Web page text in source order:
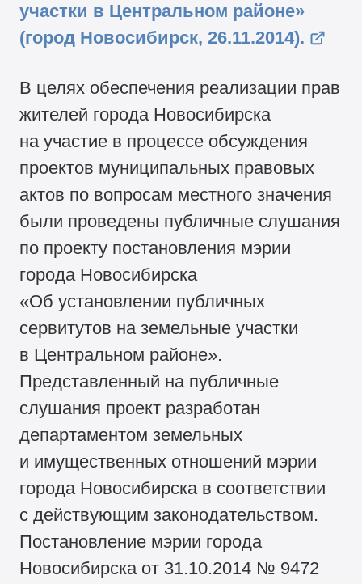
участки в Центральном районе»
(город Новосибирск, 26.11.2014).
В целях обеспечения реализации прав
жителей города Новосибирска
на участие в процессе обсуждения
проектов муниципальных правовых
актов по вопросам местного значения
были проведены публичные слушания
по проекту постановления мэрии
города Новосибирска
«Об установлении публичных
сервитутов на земельные участки
в Центральном районе».
Представленный на публичные
слушания проект разработан
департаментом земельных
и имущественных отношений мэрии
города Новосибирска в соответствии
с действующим законодательством.
Постановление мэрии города
Новосибирска от 31.10.2014 № 9472